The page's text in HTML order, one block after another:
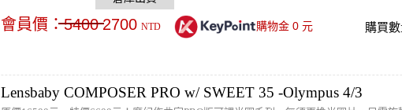
會員價：5400 2700 NTD 購物金 0元 購買數
Lensbaby COMPOSER PRO w/ SWEET 35 -Olympus 4/3